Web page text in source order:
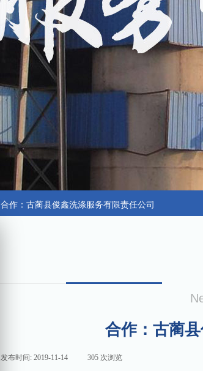
合作：古蔺县俊鑫洗涤服务有限责任公司
合作：古蔺
发布时间: 2019-11-14 305 次浏览